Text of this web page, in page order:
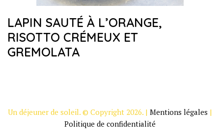
LAPIN SAUTÉ À L’ORANGE,
RISOTTO CRÉMEUX ET
GREMOLATA
Un déjeuner de soleil. © Copyright 2026. | Mentions légales |
Politique de confidentialité